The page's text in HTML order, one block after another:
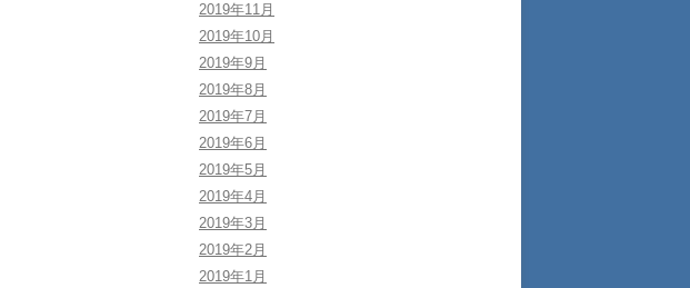
2019年11月
2019年10月
2019年9月
2019年8月
2019年7月
2019年6月
2019年5月
2019年4月
2019年3月
2019年2月
2019年1月